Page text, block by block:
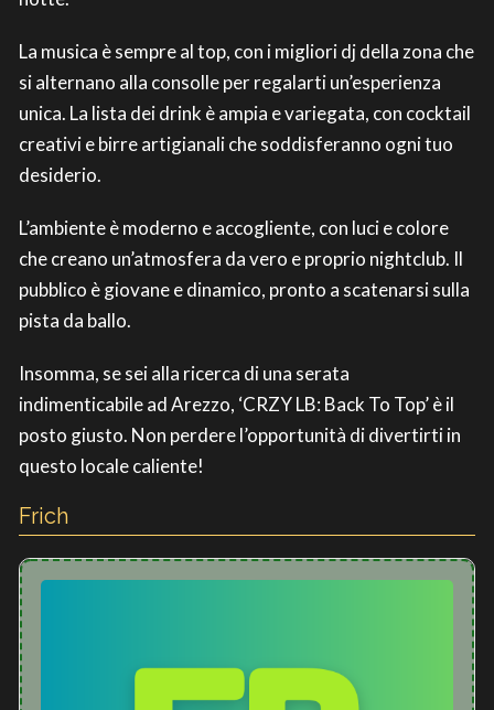
La musica è sempre al top, con i migliori dj della zona che
si alternano alla consolle per regalarti un’esperienza
unica. La lista dei drink è ampia e variegata, con cocktail
creativi e birre artigianali che soddisferanno ogni tuo
desiderio.
L’ambiente è moderno e accogliente, con luci e colore
che creano un’atmosfera da vero e proprio nightclub. Il
pubblico è giovane e dinamico, pronto a scatenarsi sulla
pista da ballo.
Insomma, se sei alla ricerca di una serata
indimenticabile ad Arezzo, ‘CRZY LB: Back To Top’ è il
posto giusto. Non perdere l’opportunità di divertirti in
questo locale caliente!
Frich